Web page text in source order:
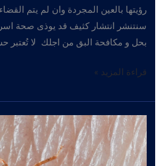
رؤيتها بالعين المجردة وان لم يتم
سنتنشر انتشار كثيف قد يوذى صحة
بحل و مكافحة البق من اجلك لا تُعتبر
كيفيه
علي
البق
قراءة المزيد »